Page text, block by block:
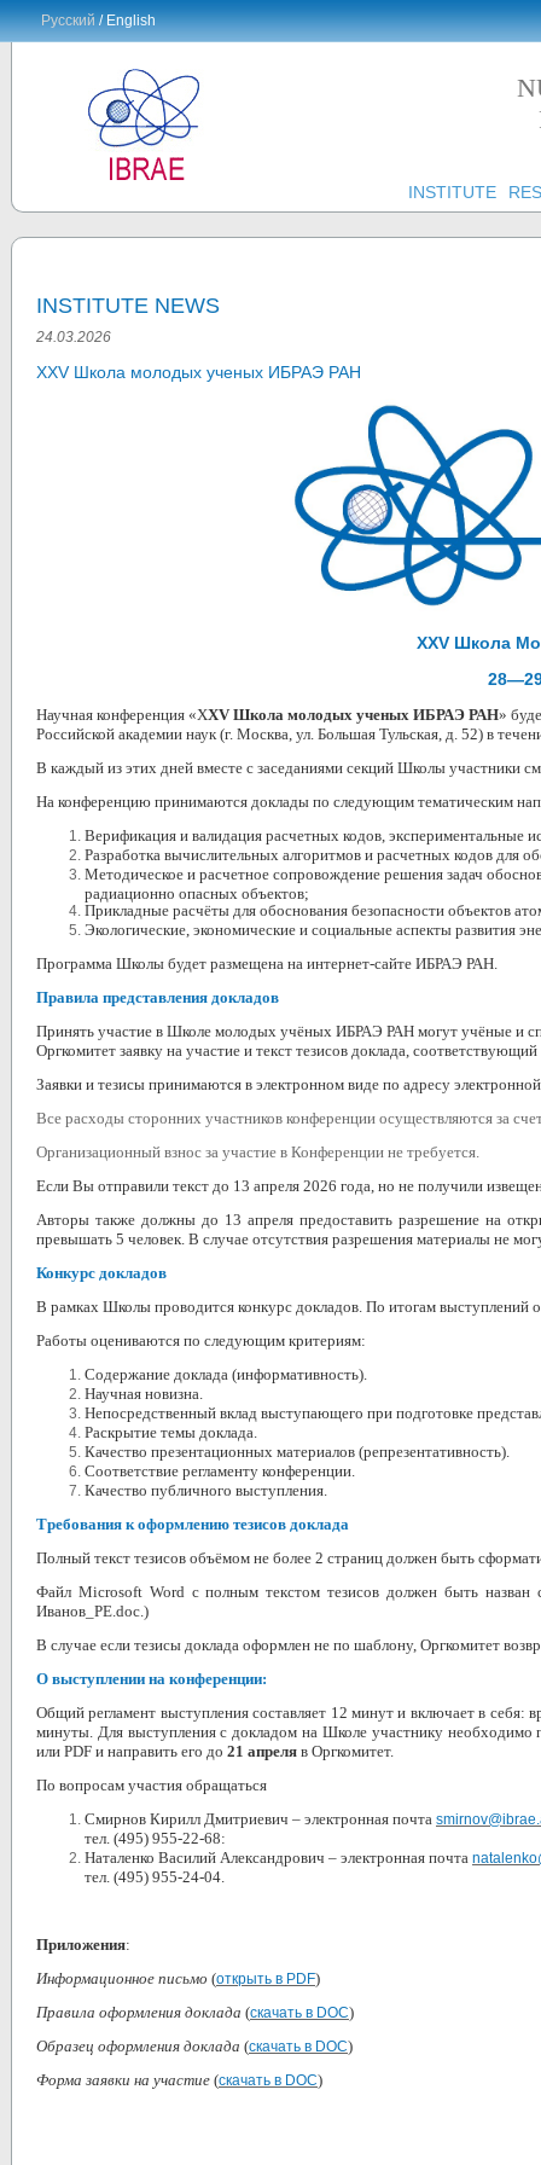
Русский/ English
INSTITUTE
INSTITUTE NEWS
24.03.2026
XXV Школа молодых ученых ИБРАЭ РАН
XXV Школа
Научная конференция «XXV Школа молодых ученых ИБРАЭ РАН»
Российской академии наук (г. Москва, ул. Большая Тульская, д. 52) в
В каждый из этих дней вместе с заседаниями секций Школы участники
На конференцию принимаются доклады по следующим тематическим
Верификация и валидация расчетных кодов, экспериментальные
Разработка вычислительных алгоритмов и расчетных кодов для
Методическое и расчетное сопровождение решения задач
радиационно опасных объектов;
Прикладные расчёты для обоснования безопасности объектов
Экологические, экономические и социальные аспекты развития
Программа Школы будет размещена на интернет-сайте ИБРАЭ РАН.
Правила представления докладов
Принять участие в Школе молодых учёных ИБРАЭ РАН могут учёные и
Оргкомитет заявку на участие и текст тезисов доклада,
Заявки и тезисы принимаются в электронном виде по адресу
Все расходы сторонних участников конференции осуществляются за
Организационный взнос за участие в Конференции не требуется.
Если Вы отправили текст до 13 апреля 2026 года, но не получили
Авторы также должны до 13 апреля предоставить разрешение на
превышать 5 человек. В случае отсутствия разрешения материалы не
Конкурс докладов
В рамках Школы проводится конкурс докладов. По итогам выступлений
Работы оцениваются по следующим критериям:
Содержание доклада (информативность).
Научная новизна.
Непосредственный вклад выступающего при подготовке
Раскрытие темы доклада.
Качество презентационных материалов (репрезентативность).
Соответствие регламенту конференции.
Качество публичного выступления.
Требования к оформлению тезисов доклада
Полный текст тезисов объёмом не более 2 страниц должен быть
Файл Microsoft Word с полным текстом тезисов должен быть
Иванов_РЕ.doc.)
В случае если тезисы доклада оформлен не по шаблону, Оргкомитет
О выступлении на конференции:
Общий регламент выступления составляет 12 минут и включает в себя:
минуты. Для выступления с докладом на Школе участнику
или PDF и направить его до 21 апреля в Оргкомитет.
По вопросам участия обращаться
Смирнов Кирилл Дмитриевич – электронная почта
тел. (495) 955-22-68:
Наталенко Василий Александрович – электронная почта
тел. (495) 955-24-04.
Приложения:
Информационное письмо (открыть в PDF)
Правила оформления доклада (скачать в DOC)
Образец оформления доклада (скачать в DOC)
Форма заявки на участие (скачать в DOC)